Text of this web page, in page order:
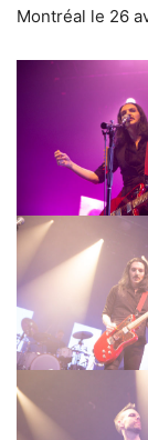
Montréal le 26